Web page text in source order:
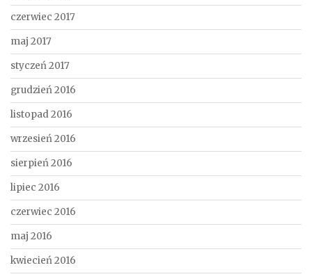
czerwiec 2017
maj 2017
styczeń 2017
grudzień 2016
listopad 2016
wrzesień 2016
sierpień 2016
lipiec 2016
czerwiec 2016
maj 2016
kwiecień 2016